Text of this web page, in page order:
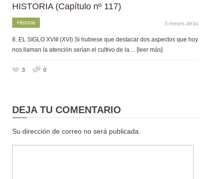
HISTORIA (Capítulo nº 117)
Historia 3 meses atrás
8. EL SIGLO XVIII (XVI) Si hubiese que destacar dos aspectos que hoy
nos llaman la atención serían el cultivo de la ... [leer más]
3 0
DEJA TU COMENTARIO
Su dirección de correo no será publicada.